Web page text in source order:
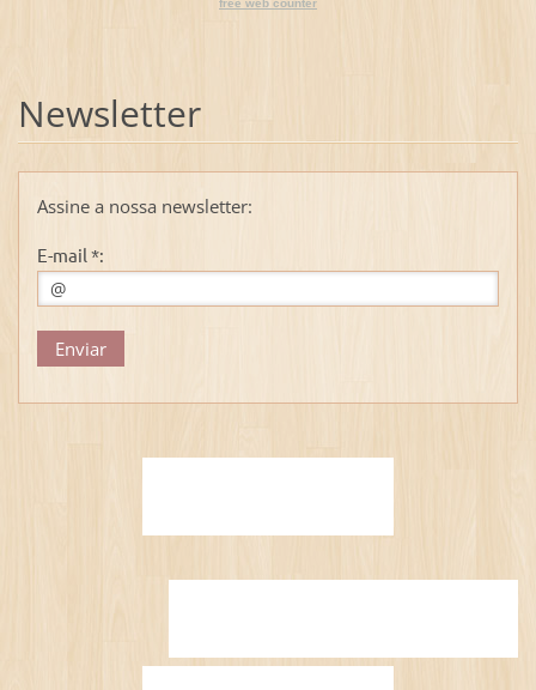
Newsletter
Assine a nossa newsletter:
E-mail *: